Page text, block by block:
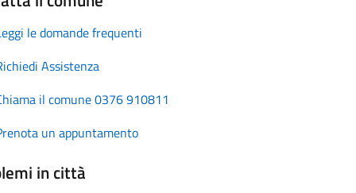
le domande frequenti
Assistenza
il comune 0376 910811
un appuntamento
in città